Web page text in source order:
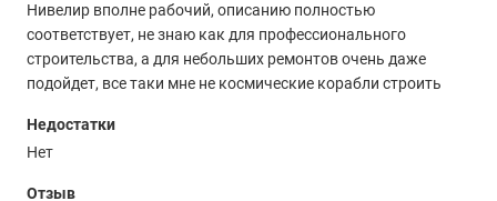
Нивелир вполне рабочий, описанию полностью
соответствует, не знаю как для профессионального
строительства, а для небольших ремонтов очень даже
подойдет, все таки мне не космические корабли строить
Недостатки
Нет
Отзыв